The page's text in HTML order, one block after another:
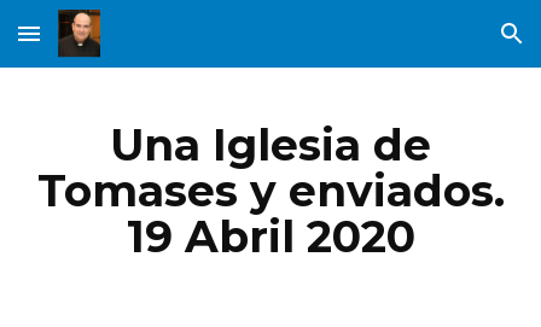
Skip to main content Skip to navigation
Una Iglesia de
Tomases y enviados.
19 Abril 2020